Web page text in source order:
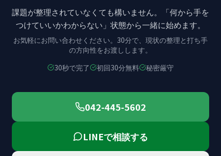
課題が整理されていなくても構いません。
「何から手を
つけていいかわからない」状態から一緒に始めます。
お気軽にお問い合わせください。 30分で、現状の整理と打ち手
の方向性をお渡しします。
30秒で完了
初回30分無料 秘密厳守
042-445-5602
LINEで相談する